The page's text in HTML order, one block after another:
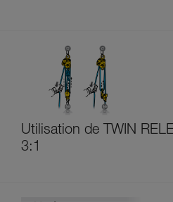
Utilisation de TWIN
3:1